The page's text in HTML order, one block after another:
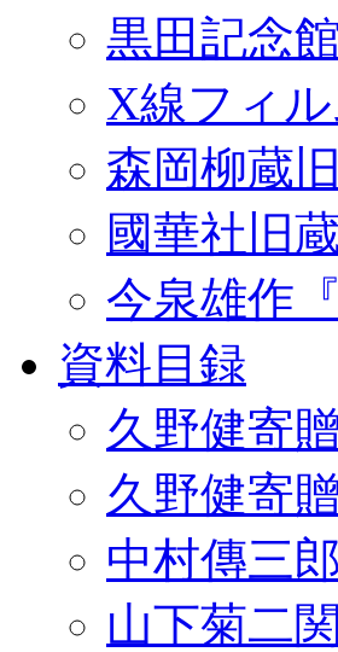
黒田記念
X線フィ
森岡柳蔵
國華社旧
今泉雄作
資料目録
久野健寄
久野健寄
中村傳三
山下菊二